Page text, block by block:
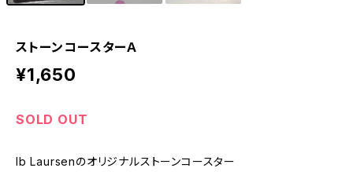
ストーンコースターＡ
¥1,650
SOLD OUT
Ib Laursenのオリジナルストーンコースター